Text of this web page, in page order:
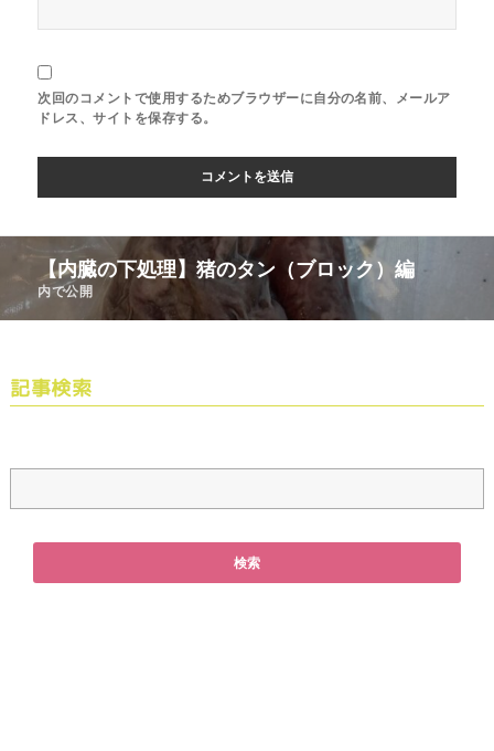
次回のコメントで使用するためブラウザーに自分の名前、メールア
ドレス、サイトを保存する。
【内臓の下処理】猪のタン（ブロック）編
内で公開
記事検索